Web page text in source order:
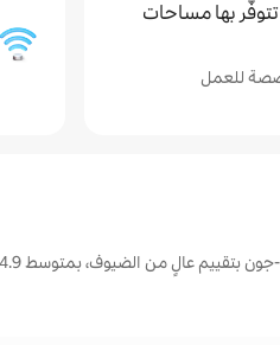
تتوفّر بها مساحات
بتقييم عالٍ من الضيوف، بمتوسط 4.9 من 5.